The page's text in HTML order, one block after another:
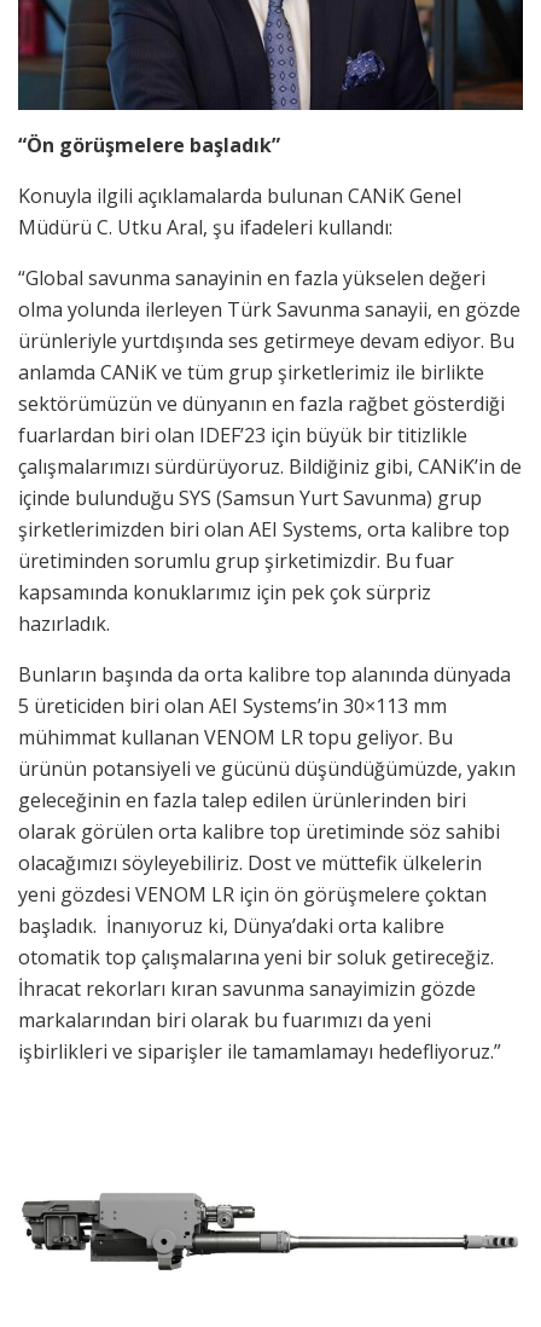
“Ön görüşmelere başladık”
Konuyla ilgili açıklamalarda bulunan CANiK Genel
Müdürü C. Utku Aral, şu ifadeleri kullandı:
“Global savunma sanayinin en fazla yükselen değeri
olma yolunda ilerleyen Türk Savunma sanayii, en gözde
ürünleriyle yurtdışında ses getirmeye devam ediyor. Bu
anlamda CANiK ve tüm grup şirketlerimiz ile birlikte
sektörümüzün ve dünyanın en fazla rağbet gösterdiği
fuarlardan biri olan IDEF’23 için büyük bir titizlikle
çalışmalarımızı sürdürüyoruz. Bildiğiniz gibi, CANiK’in de
içinde bulunduğu SYS (Samsun Yurt Savunma) grup
şirketlerimizden biri olan AEI Systems, orta kalibre top
üretiminden sorumlu grup şirketimizdir. Bu fuar
kapsamında konuklarımız için pek çok sürpriz
hazırladık.
Bunların başında da orta kalibre top alanında dünyada
5 üreticiden biri olan AEI Systems’in 30×113 mm
mühimmat kullanan VENOM LR topu geliyor. Bu
ürünün potansiyeli ve gücünü düşündüğümüzde, yakın
geleceğinin en fazla talep edilen ürünlerinden biri
olarak görülen orta kalibre top üretiminde söz sahibi
olacağımızı söyleyebiliriz. Dost ve müttefik ülkelerin
yeni gözdesi VENOM LR için ön görüşmelere çoktan
başladık. İnanıyoruz ki, Dünya’daki orta kalibre
otomatik top çalışmalarına yeni bir soluk getireceğiz.
İhracat rekorları kıran savunma sanayimizin gözde
markalarından biri olarak bu fuarımızı da yeni
işbirlikleri ve siparişler ile tamamlamayı hedefliyoruz.”